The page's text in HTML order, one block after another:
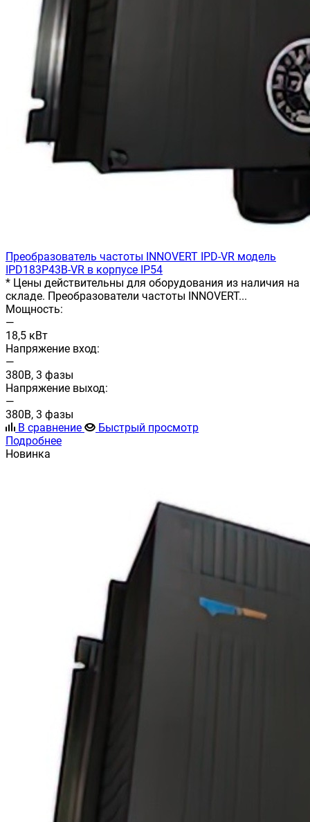
Преобразователь частоты INNOVERT IРD-VR модель
IPD183P43B-VR в корпусе IP54
* Цены действительны для оборудования из наличия на
складе. Преобразователи частоты INNOVERT...
Мощность:
—
18,5 кВт
Напряжение вход:
—
380В, 3 фазы
Напряжение выход:
—
380В, 3 фазы
В сравнение
Быстрый просмотр
Подробнее
Новинка